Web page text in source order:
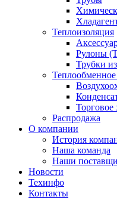
Теплоизоляция
Рулоны
Трубки
Торговое
Распродажа
О компании
История
Наша команда
Наши
Новости
Техинфо
Контакты